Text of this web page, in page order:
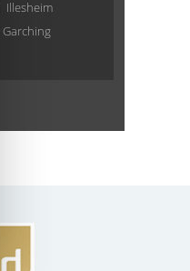
Illesheim
Garching